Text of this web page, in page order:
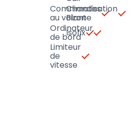
Commandes
au volant
Climatisation
Bizone
Ordinateur
de bord
Isofix
Limiteur
de
vitesse